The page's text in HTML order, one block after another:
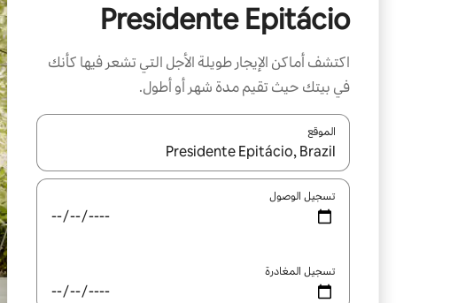
Presidente Epitácio
اكتشف أماكن الإيجار طويلة الأجل التي تشعر فيها كأنك
في بيتك حيث تقيم مدة شهر أو أطول.
الموقع
عند توفر النتائج، انتقل باستخدام السهمين لأعلى ولأسفل أو
تسجيل الوصول
تسجيل المغادرة